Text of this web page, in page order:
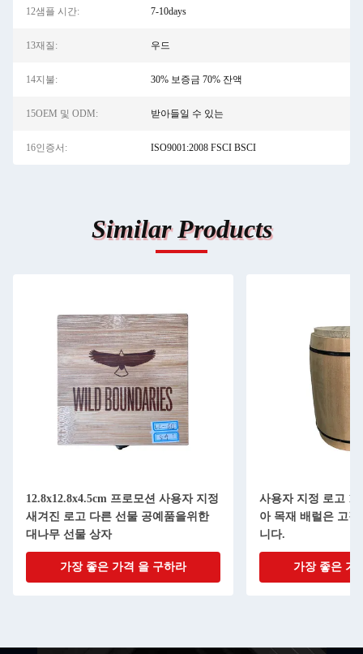
12샘플 시간: 7-10days
13재질: 우드
14지불: 30% 보증금 70% 잔액
15OEM 및 ODM: 받아들일 수 있는
16인증서: ISO9001:2008 FSCI BSCI
Similar Products
12.8x12.8x4.5cm 프로모션 사용자 지정
새겨진 로고 다른 선물 공예품을위한
대나무 선물 상자
가장 좋은 가격 을 구하라
사용자 지정 로고
아 목재 배럴은 고
니다.
가장 좋은 가